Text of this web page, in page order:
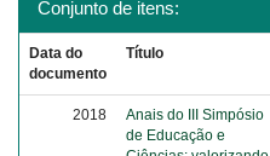
Conjunto de itens:
Data do
documento
Título
2018
Anais do III Simpósio
de Educação e